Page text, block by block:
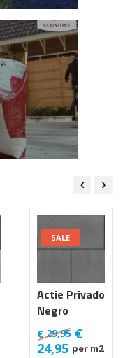
Actie Privado
Negro
30x60x6 cm
€29,95 €
24,95 per m2
SALE